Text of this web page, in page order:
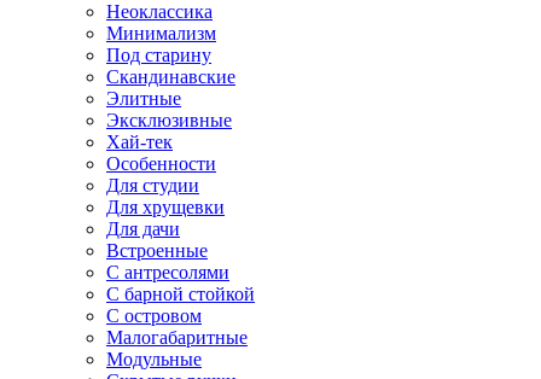
Неоклассика
Минимализм
Под старину
Скандинавские
Элитные
Эксклюзивные
Хай-тек
Особенности
Для студии
Для хрущевки
Для дачи
Встроенные
С антресолями
С барной стойкой
С островом
Малогабаритные
Модульные